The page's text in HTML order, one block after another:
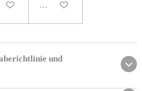
WarenkorbIn den Warenkorb
und